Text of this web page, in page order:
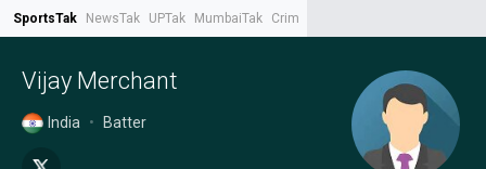
SportsTak NewsTak UPTak MumbaiTak CrimeTak
Vijay Merchant
India • Batter